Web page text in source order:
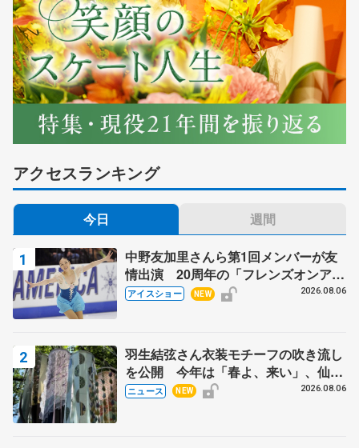
アクセスランキング
今日 週間
中野友加里さんら第1回メンバーが友
情出演 20周年の「フレンズオンアイ
ス」 宮本賢二さん、有川梨絵さん、
アイスショー NEW 2026.08.06
羽生結弦さん衣装モチーフの吹き流し
を公開 今年は「春よ、来い」、仙台
の瑞鳳殿
ニュース NEW 2026.08.06